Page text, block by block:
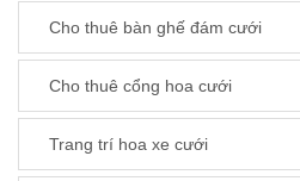
Cho thuê bàn ghế đám cưới
Cho thuê cổng hoa cưới
Trang trí hoa xe cưới